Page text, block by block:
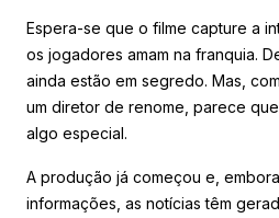
Espera-se que o filme capture a
os jogadores amam na franquia.
ainda estão em segredo. Mas,
um diretor de renome, parece
algo especial.
A produção já começou e,
informações, as notícias têm